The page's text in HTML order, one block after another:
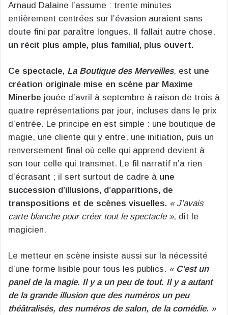
Arnaud Dalaine l’assume : trente minutes
entièrement centrées sur l’évasion auraient sans
doute fini par paraître longues. Il fallait autre chose,
un récit plus ample, plus familial, plus ouvert.
Ce spectacle, La Boutique des Merveilles, est une
création originale mise en scène par Maxime
Minerbe jouée d’avril à septembre à raison de trois à
quatre représentations par jour, incluses dans le prix
d’entrée. Le principe en est simple : une boutique de
magie, une cliente qui y entre, une initiation, puis un
renversement final où celle qui apprend devient à
son tour celle qui transmet. Le fil narratif n’a rien
d’écrasant ; il sert surtout de cadre à une
succession d’illusions, d’apparitions, de
transpositions et de scènes visuelles. « J’avais
carte blanche pour créer tout le spectacle », dit le
magicien.
Le metteur en scène insiste aussi sur la nécessité
d’une forme lisible pour tous les publics. « C’est un
panel de la magie. Il y a un peu de tout. Il y a autant
de la grande illusion que des numéros un peu
théâtralisés, des numéros de salon, de la comédie. »